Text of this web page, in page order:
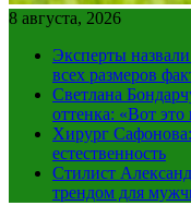
8 августа, 2026
Эксперты
всех размеров
Светлана
оттенка: «Вот
Хирург
естественность
Стилист
трендом для